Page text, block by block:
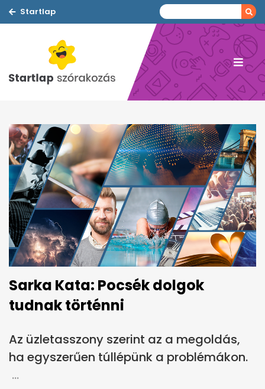
Startlap
Sarka Kata: Pocsék dolgok
tudnak történni
Az üzletasszony szerint az a megoldás,
ha egyszerűen túllépünk a problémákon.